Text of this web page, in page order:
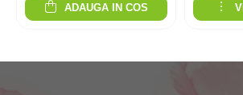
ADAUGA IN COS